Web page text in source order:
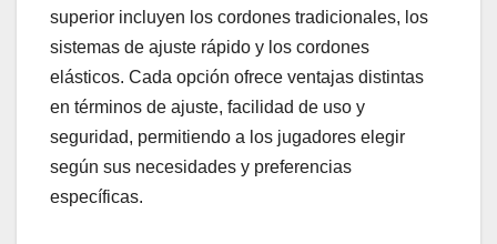
superior incluyen los cordones tradicionales, los
sistemas de ajuste rápido y los cordones
elásticos. Cada opción ofrece ventajas distintas
en términos de ajuste, facilidad de uso y
seguridad, permitiendo a los jugadores elegir
según sus necesidades y preferencias
específicas.